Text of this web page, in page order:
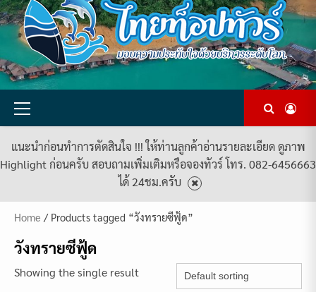
CONDITIONS
ทัวร์
ทั้งหมด
สู่
ไทย
ท็อป
ทัวร์
เราทั้งหมด
Primary
แนะนำก่อนทำการตัดสินใจ !!! ให้ท่านลูกค้าอ่านรายละเอียด ดูภาพ
Highlight ก่อนครับ สอบถามเพิ่มเติมหรือจองทัวร์ โทร. 082-6456663
ได้ 24ชม.ครับ
Home / Products tagged “วังทรายซีฟู้ด”
วังทรายซีฟู้ด
Showing the single result